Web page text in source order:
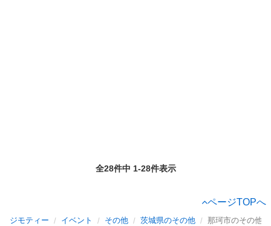
全28件中 1-28件表示
ページTOPへ
ジモティー イベント その他 茨城県のその他 那珂市のその他